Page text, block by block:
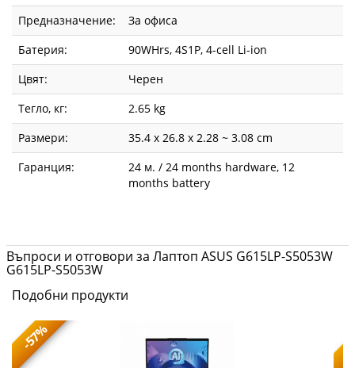
Предназначение:
За офиса
Батерия:
90WHrs, 4S1P, 4-cell Li-ion
Цвят:
Черен
Тегло, кг:
2.65 kg
Размери:
35.4 x 26.8 x 2.28 ~ 3.08 cm
Гаранция:
24 м. / 24 months hardware, 12
months battery
Въпроси и отговори за Лаптоп ASUS G615LP-S5053W
G615LP-S5053W
Подобни продукти
-57%